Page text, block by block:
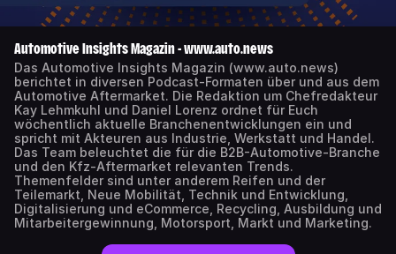
Automotive Insights Magazin - www.auto.news
Das Automotive Insights Magazin (www.auto.news)
berichtet in diversen Podcast-Formaten über und aus dem
Automotive Aftermarket. Die Redaktion um Chefredakteur
Kay Lehmkuhl und Daniel Lorenz ordnet für Euch
wöchentlich aktuelle Branchenentwicklungen ein und
spricht mit Akteuren aus Industrie, Werkstatt und Handel.
Das Team beleuchtet die für die B2B-Automotive-Branche
und den Kfz-Aftermarket relevanten Trends.
Themenfelder sind unter anderem Reifen und der
Teilemarkt, Neue Mobilität, Technik und Entwicklung,
Digitalisierung und eCommerce, Recycling, Ausbildung und
Mitarbeitergewinnung, Motorsport, Markt und Marketing.